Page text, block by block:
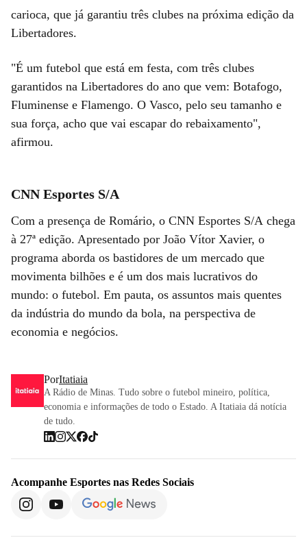
carioca, que já garantiu três clubes na próxima edição da
Libertadores.
"É um futebol que está em festa, com três clubes
garantidos na Libertadores do ano que vem: Botafogo,
Fluminense e Flamengo. O Vasco, pelo seu tamanho e
sua força, acho que vai escapar do rebaixamento",
afirmou.
CNN Esportes S/A
Com a presença de Romário, o CNN Esportes S/A chega
à 27ª edição. Apresentado por João Vítor Xavier, o
programa aborda os bastidores de um mercado que
movimenta bilhões e é um dos mais lucrativos do
mundo: o futebol. Em pauta, os assuntos mais quentes
da indústria do mundo da bola, na perspectiva de
economia e negócios.
PorItatiaia
A Rádio de Minas. Tudo sobre o futebol mineiro, política,
economia e informações de todo o Estado. A Itatiaia dá notícia
de tudo.
Acompanhe Esportes nas Redes Sociais